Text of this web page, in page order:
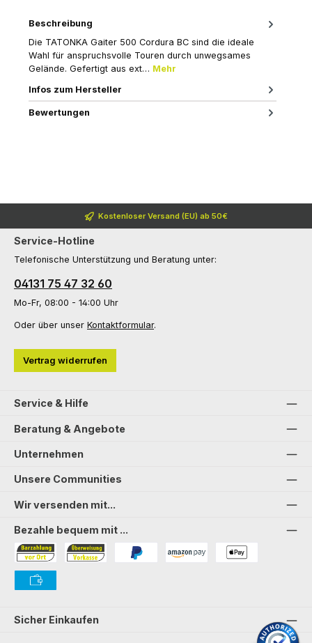
Beschreibung
Die TATONKA Gaiter 500 Cordura BC sind die ideale
Wahl für anspruchsvolle Touren durch unwegsames
Gelände. Gefertigt aus ext… Mehr
Infos zum Hersteller
Bewertungen
Kostenloser Versand (EU) ab 50€
Service-Hotline
Telefonische Unterstützung und Beratung unter:
04131 75 47 32 60
Mo-Fr, 08:00 - 14:00 Uhr
Oder über unser Kontaktformular.
Vertrag widerrufen
Service & Hilfe
Beratung & Angebote
Unternehmen
Unsere Communities
Wir versenden mit...
Bezahle bequem mit ...
Bezahlung in der Filiale
Sicher Einkaufen